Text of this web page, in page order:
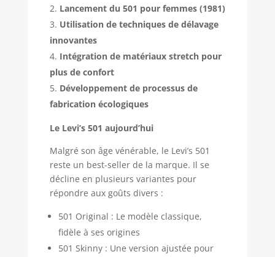
Lancement du 501 pour femmes (1981)
Utilisation de techniques de délavage
innovantes
Intégration de matériaux stretch pour
plus de confort
Développement de processus de
fabrication écologiques
Le Levi’s 501 aujourd’hui
Malgré son âge vénérable, le Levi’s 501
reste un best-seller de la marque. Il se
décline en plusieurs variantes pour
répondre aux goûts divers :
501 Original : Le modèle classique,
fidèle à ses origines
501 Skinny : Une version ajustée pour